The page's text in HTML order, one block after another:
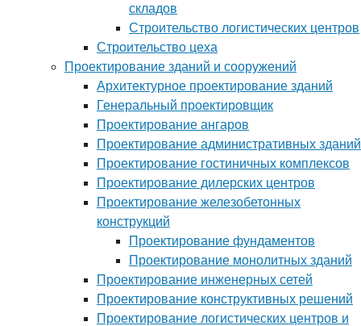
складов
Строительство логистических центров
Строительство цеха
Проектирование зданий и сооружений
Архитектурное проектирование зданий
Генеральный проектировщик
Проектирование ангаров
Проектирование административных зданий
Проектирование гостиничных комплексов
Проектирование дилерских центров
Проектирование железобетонных
конструкций
Проектирование фундаментов
Проектирование монолитных зданий
Проектирование инженерных сетей
Проектирование конструктивных решений
Проектирование логистических центров и